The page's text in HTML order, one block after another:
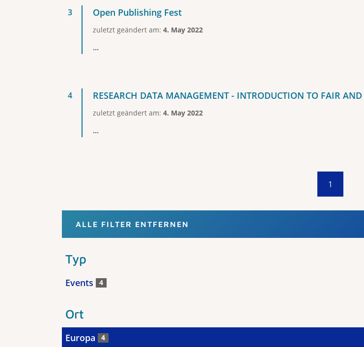
Open Publishing Fest
zuletzt geändert am: 4. May 2022
...
RESEARCH DATA MANAGEMENT - INTRODUCTION TO FAIR
zuletzt geändert am: 4. May 2022
...
1
ALLE FILTER ENTFERNEN
Typ
Events 4
Ort
Europa 4